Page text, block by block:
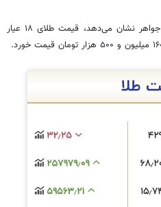
آن‌طور که ارقام اعلامی اتحادیه طلا و جواهر نشان می‌دهد، قیمت طلای ۱۸ عیار